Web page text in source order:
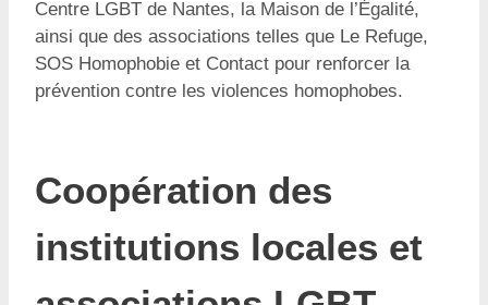
Centre LGBT de Nantes, la Maison de l’Égalité,
ainsi que des associations telles que Le Refuge,
SOS Homophobie et Contact pour renforcer la
prévention contre les violences homophobes.
Coopération des
institutions locales et